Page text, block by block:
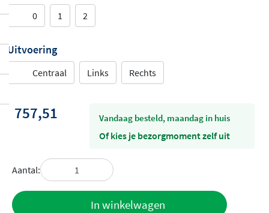
0 1 2
Uitvoering
Centraal Links Rechts
757,51 vandaag besteld, maandag in huis
Of kies je bezorgmoment zelf uit
Aantal:
In winkelwagen